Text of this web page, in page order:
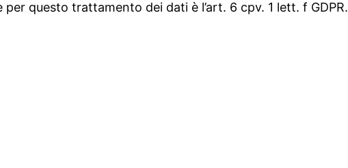
per questo trattamento dei dati è l’art. 6 cpv. 1 lett. f GDPR.